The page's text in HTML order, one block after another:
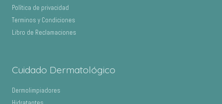
Política de privacidad
Terminos y Condiciones
Libro de Reclamaciones
Cuidado Dermatológico
Dermolimpiadores